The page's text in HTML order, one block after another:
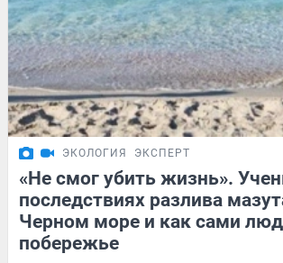
ЭКОЛОГИЯ ЭКСПЕРТ
«Не смог убить жизнь».
последствиях разлива
Черном море и как сами
побережье